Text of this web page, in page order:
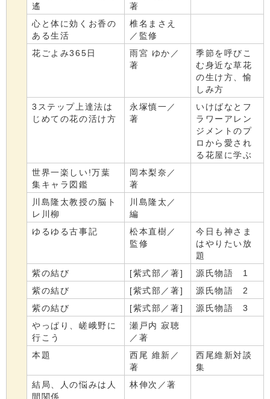
遙
著
心と体に効くお香の
ある生活
椎名まさえ
／監修
花ごよみ365日
雨宮 ゆか／
著
季節を呼びこ
む身近な草花
の生け方、愉
しみ方
3ステップ上達法は
じめての花の活け方
永塚慎一／
著
いけばなとフ
ラワーアレン
ジメントのプ
ロから愛され
る花屋に学ぶ
世界一楽しい!万葉
集キャラ図鑑
岡本梨奈／
著
川島隆太教授の脳ト
レ川柳
川島隆太／
編
ゆるゆる古事記
松本直樹／
監修
今日も神さま
はやりたい放
題
紫の結び
[紫式部／著]
源氏物語 1
紫の結び
[紫式部／著]
源氏物語 2
紫の結び
[紫式部／著]
源氏物語 3
やっぱり、嵯峨野に
行こう
瀬戸内 寂聴
／著
本題
西尾 維新／
著
西尾維新対談
集
結局、人の悩みは人
間関係
林伸次／著